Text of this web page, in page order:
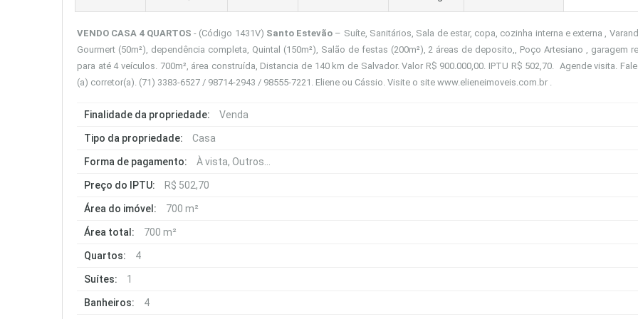
VENDO CASA 4 QUARTOS- (Código 1431V) Santo Estevão – Suíte, Sanitários, Sala de estar, copa, cozinha interna e externa ,
Gourmert (50m²), dependência completa, Quintal (150m²), Salão de festas (200m²), 2 áreas de deposito,, Poço Artesiano , garagem
para até 4 veículos. 700m², área construída, Distancia de 140 km de Salvador. Valor R$ 900.000,00. IPTU R$ 502,70. Agende visita.
(a) corretor(a). (71) 3383-6527 / 98714-2943 / 98555-7221. Eliene ou Cássio. Visite o site www.elieneimoveis.com.br
Finalidade da propriedade: Venda
Tipo da propriedade: Casa
Forma de pagamento: À vista, Outros...
Preço do IPTU: R$ 502,70
Área do imóvel: 700 m²
Área total: 700 m²
Quartos: 4
Suítes: 1
Banheiros: 4